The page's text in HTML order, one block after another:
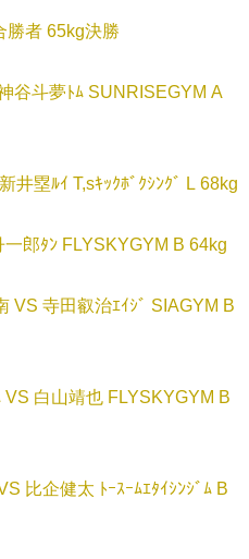
勝者 65kg決勝
谷斗夢ﾄﾑ SUNRISEGYM A
井塁ﾙｲ T,sｷｯｸﾎﾞｸｼﾝｸﾞ L 68kg
郎ﾀﾝ FLYSKYGYM B 64kg
VS 寺田叡治ｴｲｼﾞ SIAGYM B
VS 白山靖也 FLYSKYGYM B
比企健太 ﾄｰｽｰﾑｴﾀｲｼﾝｼﾞﾑ B